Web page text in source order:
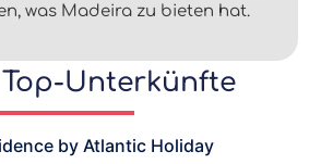
was Madeira zu bieten hat.
Unterkünfte